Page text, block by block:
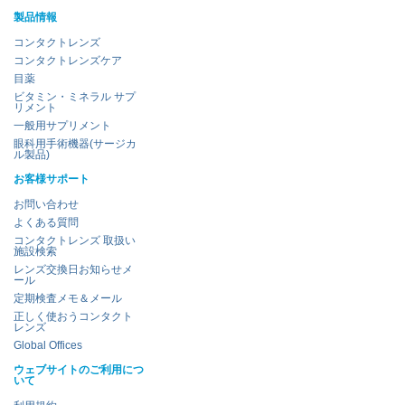
製品情報
コンタクトレンズ
コンタクトレンズケア
目薬
ビタミン・ミネラル サプ
リメント
一般用サプリメント
眼科用手術機器(サージカ
ル製品)
お客様サポート
お問い合わせ
よくある質問
コンタクトレンズ 取扱い
施設検索
レンズ交換日お知らせメ
ール
定期検査メモ＆メール
正しく使おうコンタクト
レンズ
Global Offices
ウェブサイトのご利用につ
いて